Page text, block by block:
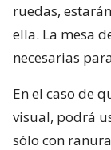
ruedas,
ella. La mesa
necesarias
En el caso de
visual, podrá
sólo con